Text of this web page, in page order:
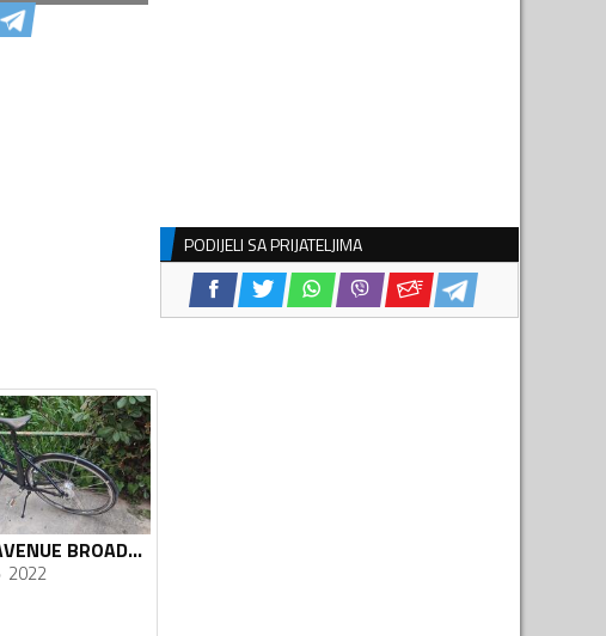
Avenue - AVENUE BROADWAY 28 incha NEXUS 7 aluminijum
2022
PODIJELI SA PRIJATELJIMA